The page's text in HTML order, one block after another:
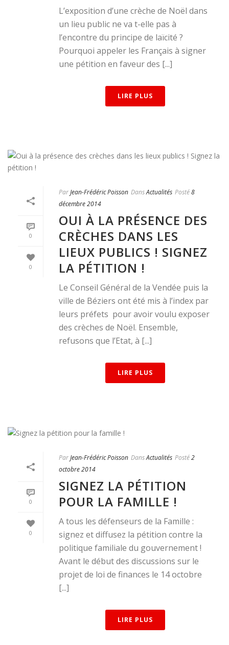
L’exposition d’une crèche de Noël dans
un lieu public ne va t-elle pas à
l’encontre du principe de laïcité ?
Pourquoi appeler les Français à signer
une pétition en faveur des [...]
LIRE PLUS
0
0
ParJean-Frédéric Poisson DansActualités Posté8
décembre 2014
OUI À LA PRÉSENCE DES
CRÈCHES DANS LES
LIEUX PUBLICS ! SIGNEZ
LA PÉTITION !
Le Conseil Général de la Vendée puis la
ville de Béziers ont été mis à l’index par
leurs préfets pour avoir voulu exposer
des crèches de Noël. Ensemble,
refusons que l’Etat, à [...]
LIRE PLUS
0
0
ParJean-Frédéric Poisson DansActualités Posté2
octobre 2014
SIGNEZ LA PÉTITION
POUR LA FAMILLE !
A tous les défenseurs de la Famille :
signez et diffusez la pétition contre la
politique familiale du gouvernement !
Avant le début des discussions sur le
projet de loi de finances le 14 octobre
[...]
LIRE PLUS